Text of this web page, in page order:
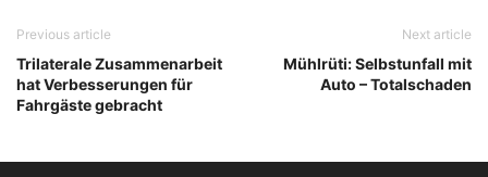
Previous article
Trilaterale Zusammenarbeit
hat Verbesserungen für
Fahrgäste gebracht
Next article
Mühlrüti: Selbstunfall mit
Auto – Totalschaden